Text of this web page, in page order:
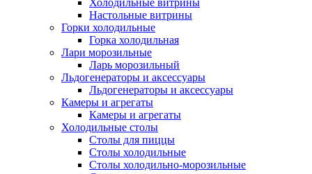
Холодильные витрины
Настольные витрины
Горки холодильные
Горка холодильная
Лари морозильные
Ларь морозильный
Льдогенераторы и аксессуары
Льдогенераторы и аксессуары
Камеры и агрегаты
Камеры и агрегаты
Холодильные столы
Столы для пиццы
Столы холодильные
Столы холодильно-морозильные